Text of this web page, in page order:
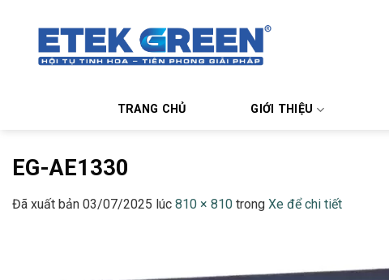
TRANG CHỦ GIỚI THIỆU
EG-AE1330
Đã xuất bản 03/07/2025 lúc 810 × 810 trong Xe để chi tiết